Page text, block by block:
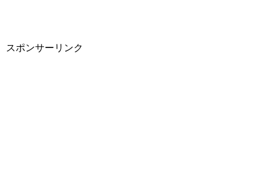
スポンサーリンク